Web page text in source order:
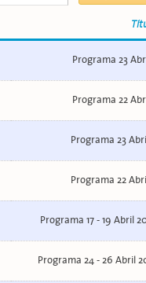
Programa 23
Programa 22
Programa 23
Programa 22
Programa 17 - 19 Abril
Programa 24 - 26 Abril